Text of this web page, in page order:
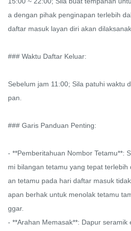
a dengan pihak penginapan terlebih
daftar masuk layan diri akan
### Waktu Daftar Keluar:
Sebelum jam 11:00; Sila patuhi waktu
pan.
### Garis Panduan Penting:
- **Pemberitahuan Nombor Tetamu**:
mi bilangan tetamu yang tepat
an tetamu pada hari daftar masuk
apan berhak untuk menolak tetamu
ggar.
- **Arahan Memasak**: Dapur seramik